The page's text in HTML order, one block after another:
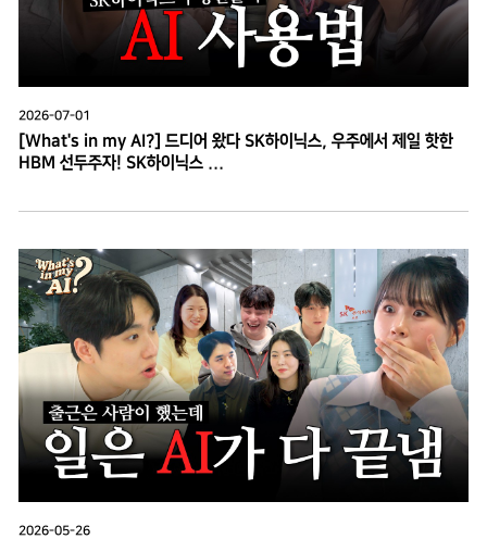
[What's in my AI?] 드디어 왔다 SK하이닉스, 우주에서 제일 핫한
HBM 선두주자! SK하이닉스 ...
2026-07-01
2026-05-26